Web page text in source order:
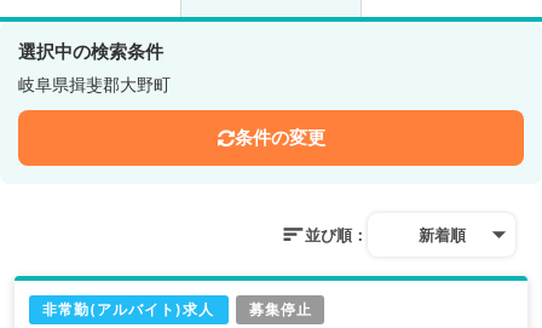
選択中の検索条件
岐阜県揖斐郡大野町
条件の変更
並び順： 新着順
非常勤(アルバイト)求人 募集停止